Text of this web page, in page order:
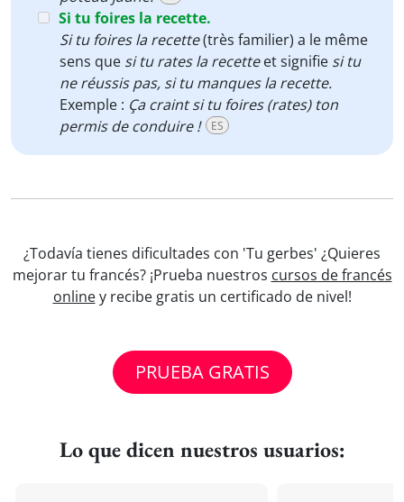
Si tu foires la recette.
Si tu foires la recette(très familier) a le même
sens que si tu rates la recetteet signifie si tu
ne réussis pas, si tu manques la recette.
Exemple : Ça craint si tu foires (rates) ton
permis de conduire !
ES
¿Todavía tienes dificultades con 'Tu gerbes' ¿Quieres
mejorar tu francés? ¡Prueba nuestros cursos de francés
onliney recibe gratis un certificado de nivel!
PRUEBA GRATIS
Lo que dicen nuestros usuarios: